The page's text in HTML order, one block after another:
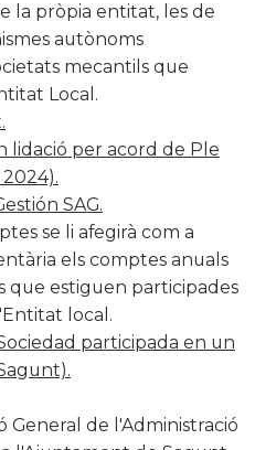
la pròpia entitat, les de
autònoms
mecantils que
Local.
lidació per acord de Ple
SAG.
se li afegirà com a
els comptes anuals
que estiguen participades
local.
participada en un
General de l'Administració